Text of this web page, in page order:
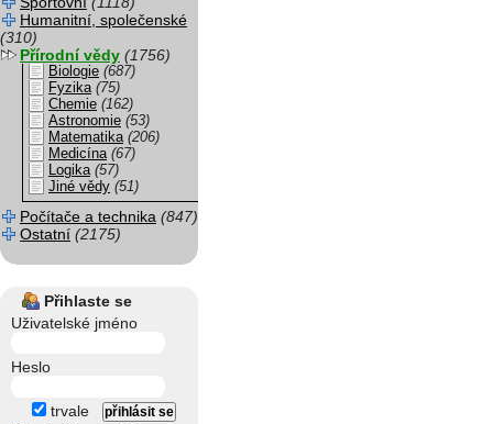
Humanitní, společenské
(310)
Přírodní vědy (1756)
Biologie (687)
Fyzika (75)
Chemie (162)
Astronomie (53)
Matematika (206)
Medicína (67)
Logika (57)
Jiné vědy (51)
Počítače a technika (847)
Ostatní (2175)
Přihlaste se
Uživatelské jméno
Heslo
trvale